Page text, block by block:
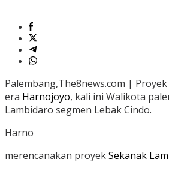
Palembang,The8news.com |
era Harnojoyo, kali ini Walikota
Lambidaro segmen Lebak Cindo.
Harno
merencanakan proyekSekanak